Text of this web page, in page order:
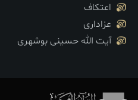
اعتکاف
عزاداری
آیت الله حسینی بوشهری